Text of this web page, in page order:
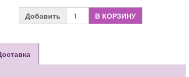
Добавить В КОРЗИНУ